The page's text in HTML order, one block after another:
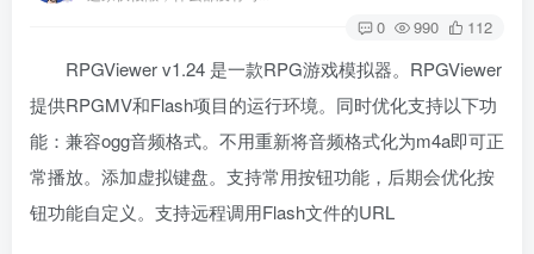
0 990 112
RPGViewer v1.24 是一款RPG游戏模拟器。RPGViewer
提供RPGMV和Flash项目的运行环境。同时优化支持以下功
能：兼容ogg音频格式。不用重新将音频格式化为m4a即可正
常播放。添加虚拟键盘。支持常用按钮功能，后期会优化按
钮功能自定义。支持远程调用Flash文件的URL
登录
没有账号？立即注册
用户名或邮箱